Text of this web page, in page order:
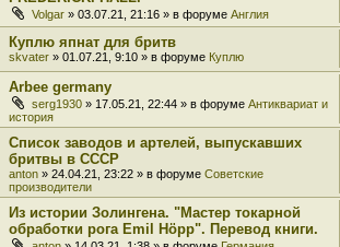
Volgar » 03.07.21, 21:16 » в форуме Англия
Куплю япнат для бритв
skvater » 01.07.21, 9:10 » в форуме Куплю
Arbee germany
serg1930 » 17.05.21, 22:44 » в форуме Антиквариат и
история
Список заводов и артелей, выпускавших
бритвы в СССР
anton » 24.04.21, 23:22 » в форуме Советские
производители
Из истории Золингена. "Мастер токарной
обработки рога Emil Höpp". Перевод книги.